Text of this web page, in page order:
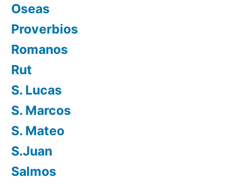
Oseas
Proverbios
Romanos
Rut
S. Lucas
S. Marcos
S. Mateo
S.Juan
Salmos